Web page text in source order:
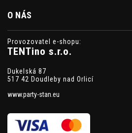
O NÁS
Provozovatel e-shopu:
TENTino s.r.o.
Dukelská 87
517 42 Doudleby nad Orlicí
www.party-stan.eu